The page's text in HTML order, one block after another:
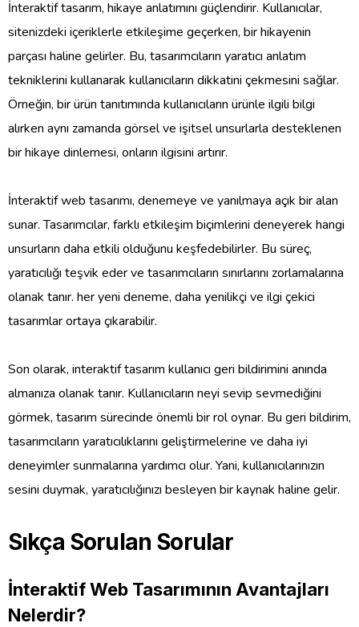
İnteraktif tasarım, hikaye anlatımını güçlendirir. Kullanıcılar,
sitenizdeki içeriklerle etkileşime geçerken, bir hikayenin
parçası haline gelirler. Bu, tasarımcıların yaratıcı anlatım
tekniklerini kullanarak kullanıcıların dikkatini çekmesini sağlar.
Örneğin, bir ürün tanıtımında kullanıcıların ürünle ilgili bilgi
alırken aynı zamanda görsel ve işitsel unsurlarla desteklenen
bir hikaye dinlemesi, onların ilgisini artırır.
İnteraktif web tasarımı, denemeye ve yanılmaya açık bir alan
sunar. Tasarımcılar, farklı etkileşim biçimlerini deneyerek hangi
unsurların daha etkili olduğunu keşfedebilirler. Bu süreç,
yaratıcılığı teşvik eder ve tasarımcıların sınırlarını zorlamalarına
olanak tanır. her yeni deneme, daha yenilikçi ve ilgi çekici
tasarımlar ortaya çıkarabilir.
Son olarak, interaktif tasarım kullanıcı geri bildirimini anında
almanıza olanak tanır. Kullanıcıların neyi sevip sevmediğini
görmek, tasarım sürecinde önemli bir rol oynar. Bu geri bildirim,
tasarımcıların yaratıcılıklarını geliştirmelerine ve daha iyi
deneyimler sunmalarına yardımcı olur. Yani, kullanıcılarınızın
sesini duymak, yaratıcılığınızı besleyen bir kaynak haline gelir.
Sıkça Sorulan Sorular
İnteraktif Web Tasarımının Avantajları
Nelerdir?